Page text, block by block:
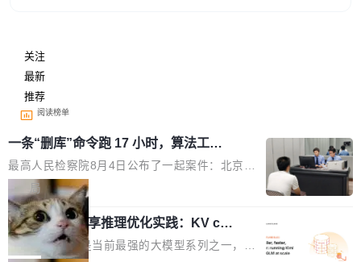
关注
最新
推荐
阅读榜单
一条“删库”命令跑 17 小时，算法工程
师删光 89TB 数据只为干私活
最高人民检察院8月4日公布了一起案件：北京一
名90后算法工程师王某，为了给自己接的私活腾
服务器空间，删光了公司AI游戏部门的全部核心
数据。 王某2024年1月入职东城区某科技公司AI
短剧部门，有互联网大厂背景。在公司内部架构
局
Cloudflare 分享推理优化实践：KV ca
che 量化 + 权重压缩，吞吐量提升 4
Kimi 和 GLM 是当前最强的大模型系列之一，但